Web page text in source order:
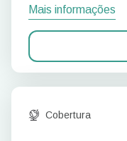
Mais informações
Cobertura